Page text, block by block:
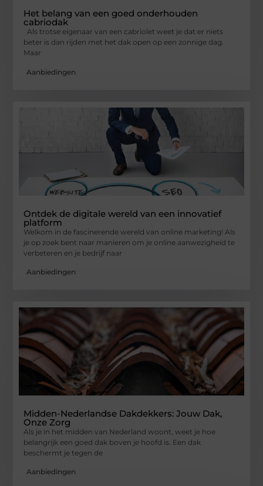
Het belang van een goed onderhouden
cabriodak
Als trotse eigenaar van een cabriolet weet je dat er niets
beter is dan rijden met het dak open op een zonnige dag.
Maar
Aanbiedingen
Ontdek de digitale wereld van een innovatief
platform
Welkom in de fascinerende wereld van online marketing! Als
je op zoek bent naar manieren om je online aanwezigheid te
verbeteren en je bedrijf naar
Aanbiedingen
Midden-Nederlandse Dakdekkers: Jouw Dak,
Onze Zorg
Als je in het midden van Nederland woont, weet je hoe
belangrijk een goed dak boven je hoofd is. Een dak
beschermt je tegen de
Aanbiedingen